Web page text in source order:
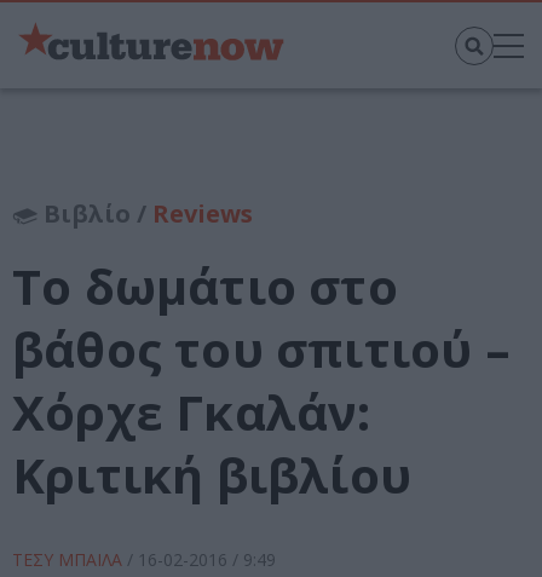
Βιβλίο / Reviews
Το δωμάτιο στο
βάθος του σπιτιού –
Χόρχε Γκαλάν:
Κριτική βιβλίου
ΤΕΣΥ ΜΠΑΙΛΑ / 16-02-2016 / 9:49